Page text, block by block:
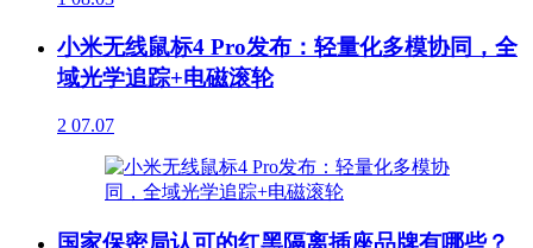
小米无线鼠标4 Pro发布：轻量化多模协同，全
域光学追踪+电磁滚轮
2 07.07
国家保密局认可的红黑隔离插座品牌有哪些？